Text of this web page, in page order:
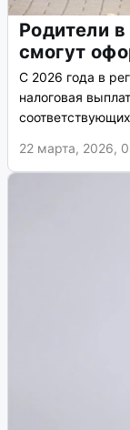
Родители
смогут
С 2026 года в
налоговая
22 марта, 2026,